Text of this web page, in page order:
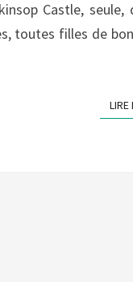
Castle,
toutes filles de
LIRE